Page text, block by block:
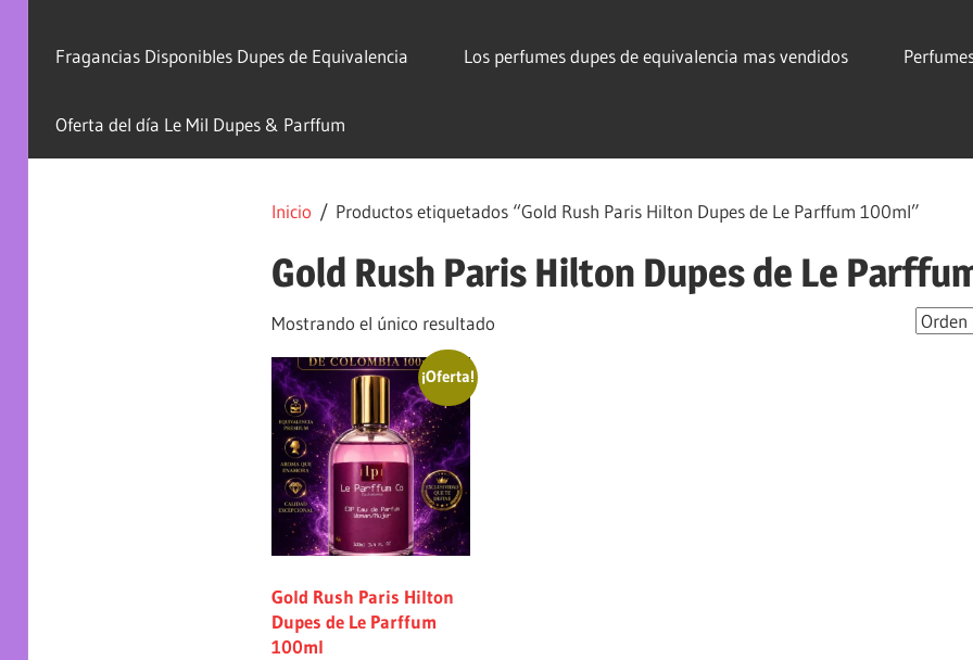
Fragancias Disponibles Dupes de Equivalencia Los perfumes dupes de equivalencia mas vendidos
Oferta del día Le Mil Dupes & Parffum
Inicio / Productos etiquetados “Gold Rush Paris Hilton Dupes de Le Parffum 100ml”
Gold Rush Paris Hilton Dupes de Le
Mostrando el único resultado
¡Oferta!
Gold Rush Paris Hilton
Dupes de Le Parffum
100ml